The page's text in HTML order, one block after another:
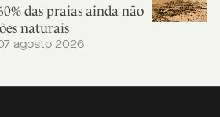
das praias ainda não
naturais
agosto 2026